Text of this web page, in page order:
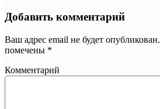
Добавить комментарий
Ваш адрес email не будет опубликован.
помечены *
Комментарий